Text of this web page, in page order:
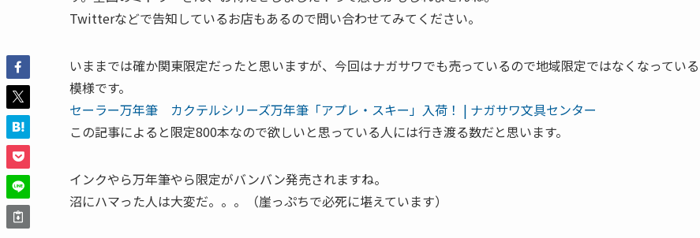
Twitterなどで告知しているお店もあるので問い合わせてみてください。
いままでは確か関東限定だったと思いますが、今回はナガサワでも売っているので地域限定ではなくなっている
模様です。
セーラー万年筆 カクテルシリーズ万年筆「アプレ・スキー」入荷！ | ナガサワ文具センター
この記事によると限定800本なので欲しいと思っている人には行き渡る数だと思います。
インクやら万年筆やら限定がバンバン発売されますね。
沼にハマった人は大変だ。。。（崖っぷちで必死に堪えています）